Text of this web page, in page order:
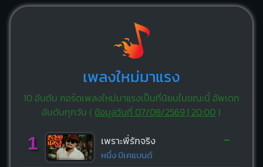
เพลงใหม่มาแรง
10 อันดับ คอร์ดเพลงใหม่มาแรงเป็นที่นิยมในขณะนี้ อัพเดท
อันดับทุกวัน ( ข้อมูลวันที่ 07/08/2569 | 20:00 )
1 เพราะพี่รักจริง
หนึ่ง บีเคแบนด์
-